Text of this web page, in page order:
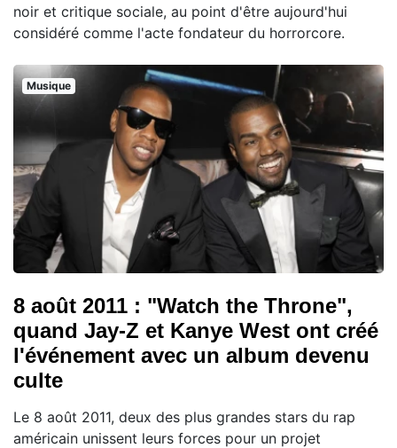
noir et critique sociale, au point d'être aujourd'hui
considéré comme l'acte fondateur du horrorcore.
Musique
8 août 2011 : "Watch the Throne",
quand Jay-Z et Kanye West ont créé
l'événement avec un album devenu
culte
Le 8 août 2011, deux des plus grandes stars du rap
américain unissent leurs forces pour un projet